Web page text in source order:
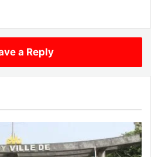
a Reply